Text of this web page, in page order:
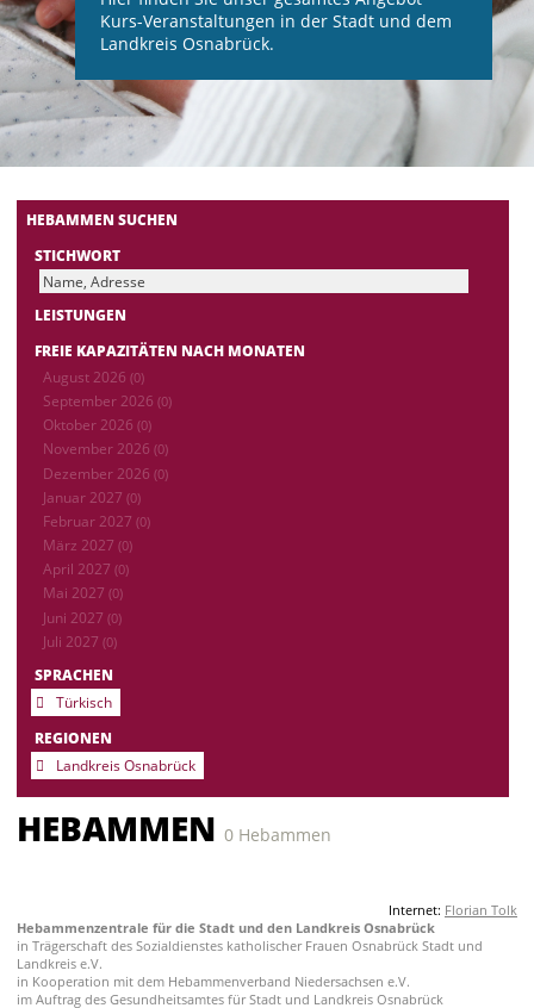
Kurs-Veranstaltungen in der Stadt und dem
Landkreis Osnabrück.
HEBAMMEN SUCHEN
STICHWORT
LEISTUNGEN
FREIE KAPAZITÄTEN NACH MONATEN
August 2026 (0)
September 2026 (0)
Oktober 2026 (0)
November 2026 (0)
Dezember 2026 (0)
Januar 2027 (0)
Februar 2027 (0)
März 2027 (0)
April 2027 (0)
Mai 2027 (0)
Juni 2027 (0)
Juli 2027 (0)
SPRACHEN
Türkisch
REGIONEN
Landkreis Osnabrück
HEBAMMEN 0 Hebammen
Internet: Florian Tolk
Hebammenzentrale für die Stadt und den Landkreis Osnabrück
in Trägerschaft des Sozialdienstes katholischer Frauen Osnabrück Stadt und
Landkreis e.V.
in Kooperation mit dem Hebammenverband Niedersachsen e.V.
im Auftrag des Gesundheitsamtes für Stadt und Landkreis Osnabrück